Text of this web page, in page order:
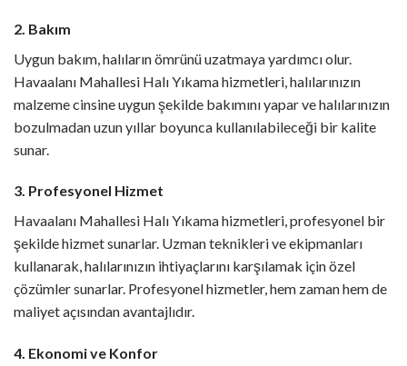
2. Bakım
Uygun bakım, halıların ömrünü uzatmaya yardımcı olur.
Havaalanı Mahallesi Halı Yıkama hizmetleri, halılarınızın
malzeme cinsine uygun şekilde bakımını yapar ve halılarınızın
bozulmadan uzun yıllar boyunca kullanılabileceği bir kalite
sunar.
3. Profesyonel Hizmet
Havaalanı Mahallesi Halı Yıkama hizmetleri, profesyonel bir
şekilde hizmet sunarlar. Uzman teknikleri ve ekipmanları
kullanarak, halılarınızın ihtiyaçlarını karşılamak için özel
çözümler sunarlar. Profesyonel hizmetler, hem zaman hem de
maliyet açısından avantajlıdır.
4. Ekonomi ve Konfor